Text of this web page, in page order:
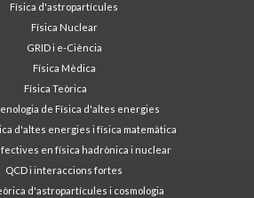
Física d'astropartícules
Física Nuclear
GRID i e-Ciència
Física Mèdica
Física Teòrica
de Física d'altes energies
d'altes energies i física matemàtica
en física hadrònica i nuclear
QCD i interaccions fortes
d'astropartícules i cosmologia